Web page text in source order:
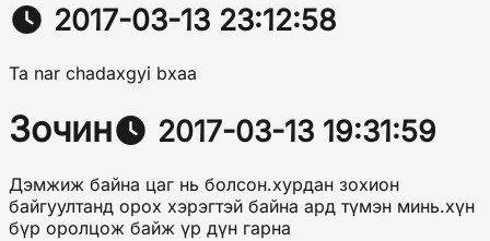
2017-03-13 23:12:58
Ta nar chadaxgyi bxaa
Зочин 2017-03-13 19:31:59
Дэмжиж байна цаг нь болсон.хурдан зохион
байгуултанд орох хэрэгтэй байна ард түмэн минь.хүн
бүр оролцож байж үр дүн гарна